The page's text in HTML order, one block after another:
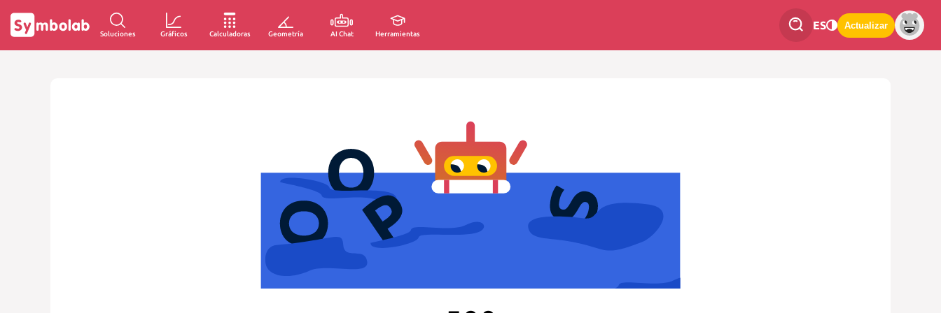
Soluciones Gráficos Calculadoras Geometría AI Chat Herramientas
ES Actualizar